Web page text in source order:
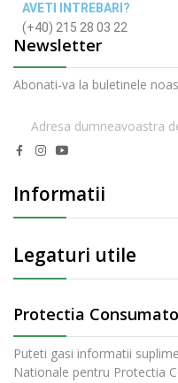
AVETI INTREBARI?
(+40) 215 28 03 22
Newsletter
Abonati-va la buletinele
Informatii
Legaturi utile
Protectia
Puteti gasi informatii
Nationale pentru Protectia